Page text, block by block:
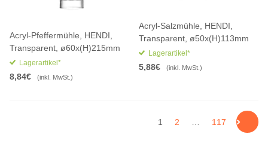
Acryl-Pfeffermühle, HENDI,
Transparent, ø60x(H)215mm
Lagerartikel*
8,84€ (inkl. MwSt.)
Acryl-Salzmühle, HENDI,
Transparent, ø50x(H)113mm
Lagerartikel*
5,88€ (inkl. MwSt.)
1 2 117